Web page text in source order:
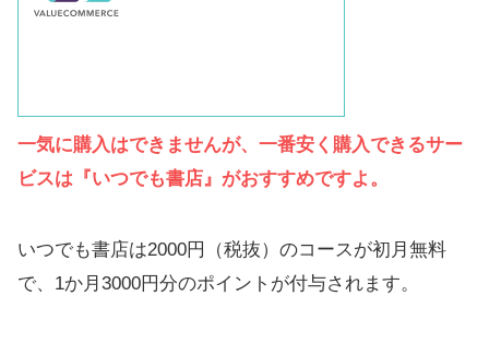
一気に購入はできませんが、一番安く購入できるサー
ビスは『いつでも書店』がおすすめですよ。
いつでも書店は2000円（税抜）のコースが初月無料
で、1か月3000円分のポイントが付与されます。